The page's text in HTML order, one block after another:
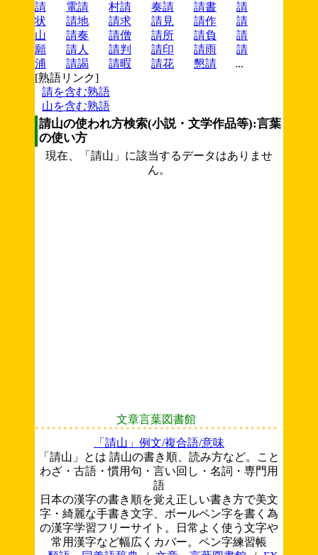
請
電請 村請 奏請 請書
請
状
請地 請求 請見 請作
請
山
請奏 請僧 請所 請負
請
願
請人 請判 請印 請雨
請
浦
請謁 請暇 請花 懇請
...
[熟語リンク]
請を含む熟語
山を含む熟語
請山の使われ方検索(小説・文学作品等):言葉
の使い方
現在、「請山」に該当するデータはありませ
ん。
文章言葉図書館
「請山」例文/複合語/意味
「請山」とは 請山の書き順、読み方など。こと
わざ・古語・慣用句・言い回し・名詞・専門用
語
日本の漢字の書き順を覚え正しい書き方で美文
字・綺麗な手書き文字、ボールペン字を書く為
の漢字学習フリーサイト。日常よく使う文字や
常用漢字など幅広くカバー。ペン字練習帳